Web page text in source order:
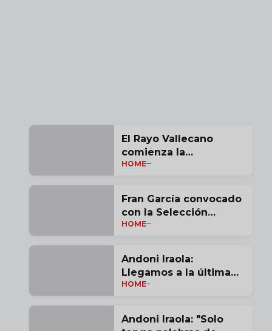
El Rayo Vallecano
comienza la
pretemporada
HOME
Fran García convocado
con la Selección
Española
HOME
Andoni Iraola:
Llegamos a la última
jornada con opciones |
HOME
Andoni Iraola: "Solo